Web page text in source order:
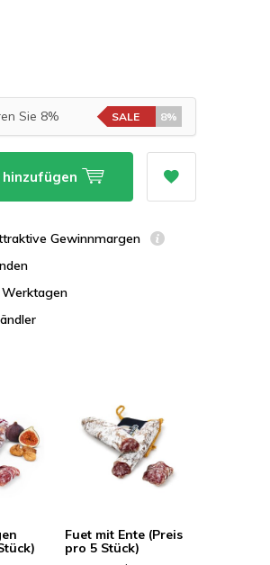
Sie 8% SALE 8%
Gewinnmargen
Werktagen
Fuet mit Ente (Preis
pro 5 Stück)